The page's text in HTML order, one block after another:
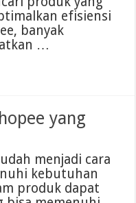
efisiensi
banyak
…
yang
menjadi cara
kebutuhan
produk dapat